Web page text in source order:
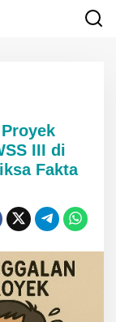
III di
Fakta